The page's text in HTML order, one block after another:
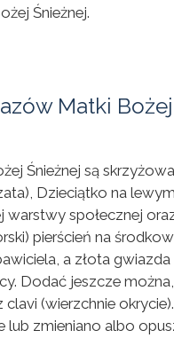
Śnieżnej.
Matki
Śnieżnej są
Dzieciątko na
społecznej
pierścień na
a złota
Dodać jeszcze
(wierzchnie
lub zmieniano albo